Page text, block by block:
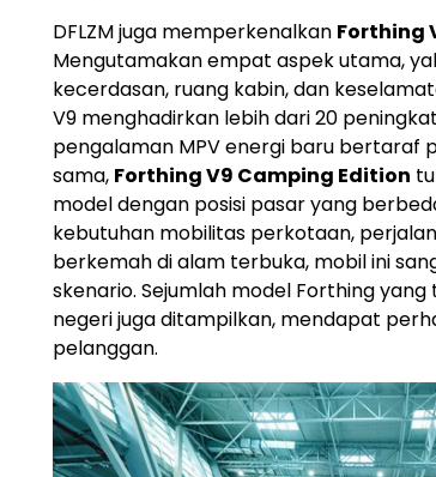
DFLZM juga memperkenalkan Forthing
Mengutamakan empat aspek utama,
kecerdasan, ruang kabin, dan
V9 menghadirkan lebih dari 20
pengalaman MPV energi baru bertaraf
sama, Forthing V9 Camping Edition
model dengan posisi pasar yang
kebutuhan mobilitas perkotaan,
berkemah di alam terbuka, mobil ini
skenario. Sejumlah model Forthing
negeri juga ditampilkan, mendapat
pelanggan.